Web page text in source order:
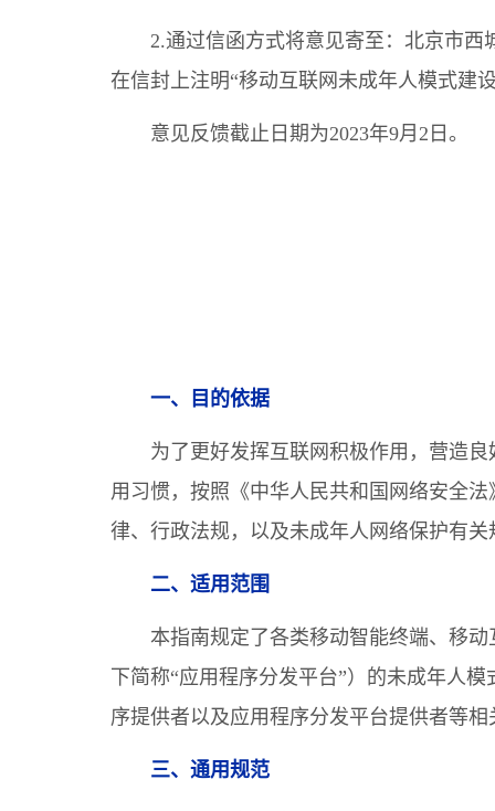
2.通过信函方式将意见寄至：北京市西
在信封上注明“移动互联网未成年人模式建
意见反馈截止日期为2023年9月2日。
一、目的依据
为了更好发挥互联网积极作用，营造
用习惯，按照《中华人民共和国网络安全
律、行政法规，以及未成年人网络保护有
二、适用范围
本指南规定了各类移动智能终端、移
下简称“应用程序分发平台”）的未成年人
序提供者以及应用程序分发平台提供者等
三、通用规范